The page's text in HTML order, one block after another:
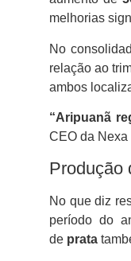
melhorias
No
relação ao
ambos
“Aripuanã
CEO da
Produção
No que diz
período do
de prata